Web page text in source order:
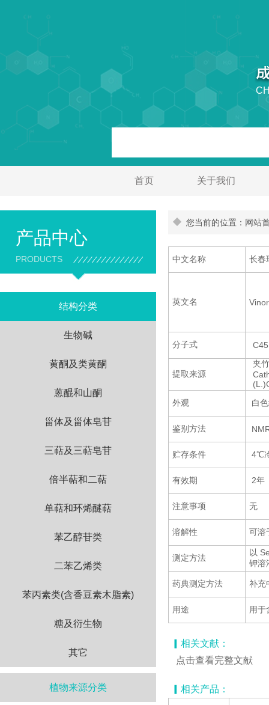
首页 关于我们
产品中心
PRODUCTS
结构分类
生物碱
黄酮及类黄酮
蒽醌和山酮
甾体及甾体皂苷
三萜及三萜皂苷
倍半萜和二萜
单萜和环烯醚萜
苯乙醇苷类
二苯乙烯类
苯丙素类(含香豆素木脂素)
糖及衍生物
其它
植物来源分类
您当前的位置：网站
中文名称 长春
英文名
分子式
提取来源
夹
外观
白
4℃
2年
无
鉴别方法
贮存条件
有效期
注意事项
溶解性 可溶
测定方法
以
钾溶
药典测定方法 补充
用途 用于
▎相关文献：
点击查看完整文献
▎相关产品：